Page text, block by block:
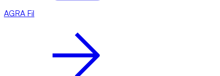
AGRA Fil